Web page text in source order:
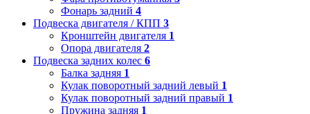
Фонарь задний 4
Подвеска двигателя / КПП 3
Кронштейн двигателя 1
Опора двигателя 2
Подвеска задних колес 6
Балка задняя 1
Кулак поворотный задний левый 1
Кулак поворотный задний правый 1
Пружина задняя 1